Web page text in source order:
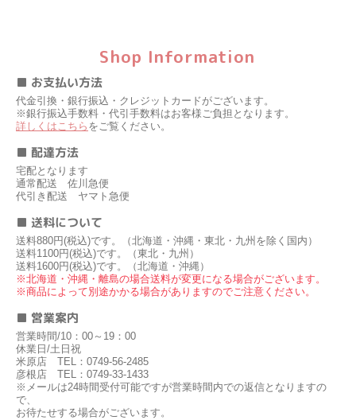
Shop Information
■ お支払い方法
代金引換・銀行振込・クレジットカードがございます。
※銀行振込手数料・代引手数料はお客様ご負担となります。
詳しくはこちら をご覧ください。
■ 配達方法
宅配となります
通常配送 佐川急便
代引き配送 ヤマト急便
■ 送料について
送料880円(税込)です。（北海道・沖縄・東北・九州を除く国内）
送料1100円(税込)です。（東北・九州）
送料1600円(税込)です。（北海道・沖縄）
※北海道・沖縄・離島の場合送料が変更になる場合がございます。
※商品によって別途かかる場合がありますのでご注意ください。
■ 営業案内
営業時間/10：00～19：00
休業日/土日祝
米原店 TEL：0749-56-2485
彦根店 TEL：0749-33-1433
※メールは24時間受付可能ですが営業時間内での返信となりますの
で、
お待たせする場合がございます。